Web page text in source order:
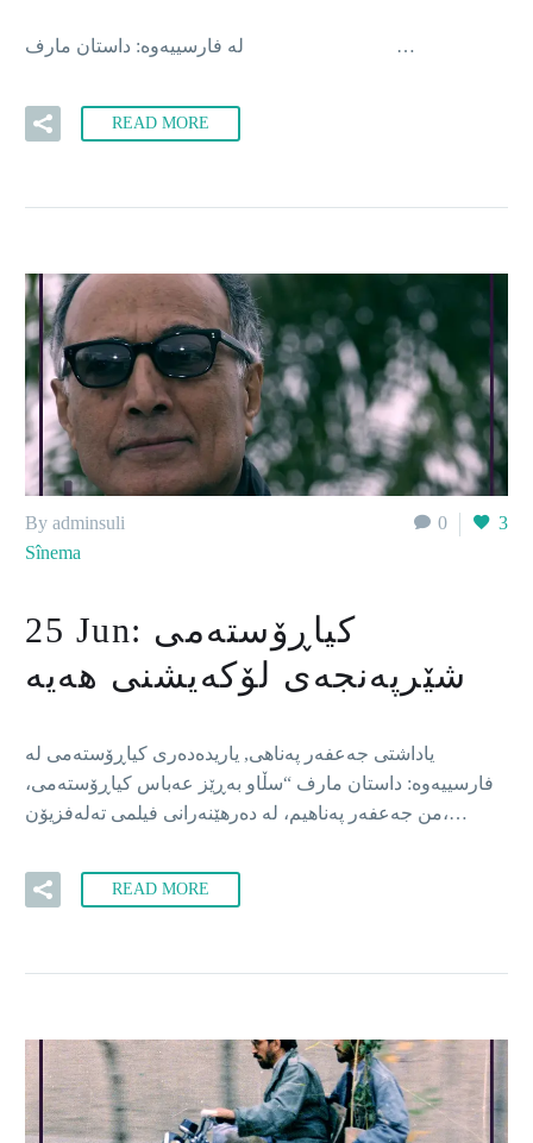
لە فارسییەوە: داستان مارف …
READ MORE
0 3
By adminsuli
Sînema
25 Jun: کیاڕۆستەمی
شێرپەنجەی لۆکەیشنی هەیە
یاداشتی جەعفەر پەناهی, یاریدەدەری کیاڕۆستەمی لە
فارسییەوە: داستان مارف “سڵاو بەڕێز عەباس کیاڕۆستەمی،
من جەعفەر پەناهیم، لە دەرهێنەرانی فیلمی تەلەفزیۆن،…
READ MORE